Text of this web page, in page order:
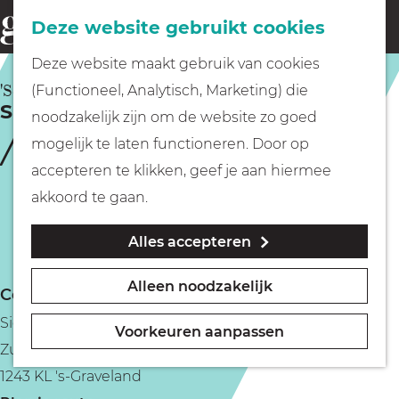
Deze website gebruikt cookies
Deze website maakt gebruik van cookies
(Functioneel, Analytisch, Marketing) die
noodzakelijk zijn om de website zo goed
mogelijk te laten functioneren. Door op
accepteren te klikken, geef je aan hiermee
akkoord te gaan.
Alles accepteren
Alleen noodzakelijk
Voorkeuren aanpassen
G
a
n
a
o
m
e
p
Fietsen
Wandelen
Geocachen
Naar het museum
o
e
k
e
n
Siertuin Gooilust
'S-GRAVELAND
Contact
Siertuin Gooilust
Zuidereinde 49
1243 KL 's-Graveland